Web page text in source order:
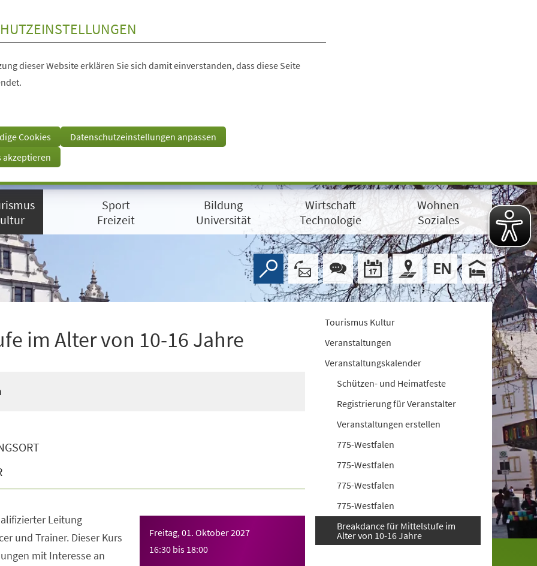
dieser Website erklären Sie sich damit einverstanden, dass diese Seite
Cookies
Datenschutzeinstellungen anpassen
akzeptieren
Sport
Freizeit
Bildung
Universität
Wirtschaft
Technologie
Wohnen
Soziales
im Alter von 10-16 Jahre
Freitag, 01. Oktober 2027
16:30 bis 18:00
Leitung
und Trainer. Dieser Kurs
mit Interesse an
Tourismus Kultur
Veranstaltungen
Veranstaltungskalender
Schützen- und Heimatfeste
Registrierung für Veranstalter
Veranstaltungen erstellen
775-Westfalen
775-Westfalen
775-Westfalen
775-Westfalen
Breakdance für Mittelstufe im
Alter von 10-16 Jahre